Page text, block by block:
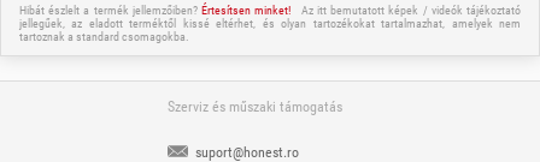
Hibát észlelt a termék jellemzőiben?Értesítsen minket!
Az itt bemutatott képek / videók tájékoztató
jellegűek, az eladott terméktől kissé eltérhet, és olyan tartozékokat tartalmazhat, amelyek nem
tartoznak a standard csomagokba.
Szerviz és műszaki támogatás
suport@honest.ro